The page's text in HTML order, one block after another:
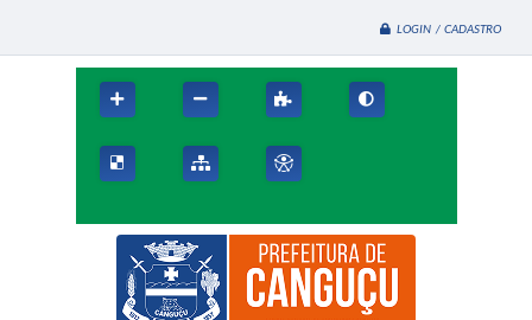
LOGIN / CADASTRO